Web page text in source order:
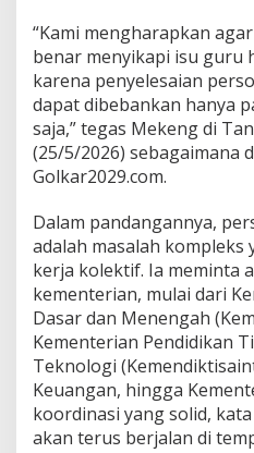
M
e
k
e
n
g
D
k
P
e
m
e
r
i
n
t
a
h
B
“Kami mengharapkan
benar menyikapi isu guru
karena penyelesaian
dapat dibebankan hanya
saja,” tegas Mekeng di
(25/5/2026) sebagaimana
Golkar2029.com.
Dalam pandangannya,
adalah masalah kompleks
kerja kolektif. Ia meminta
kementerian, mulai dari
Dasar dan Menengah
Kementerian Pendidikan
Teknologi
Keuangan, hingga
koordinasi yang solid,
akan terus berjalan di